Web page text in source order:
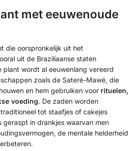
met eeuwenoude
die oorspronkelijk uit het
uit de Braziliaanse staten
plant wordt al eeuwenlang vereerd
zoals de Sateré-Mawé, die
en hem gebruiken voor rituelen,
voeding. De zaden worden
tot staafjes of cakejes
geraspt in drankjes waarvan men
de mentale helderheid